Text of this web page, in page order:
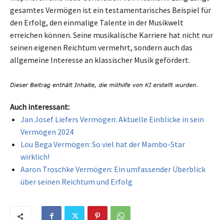
gesamtes Vermögen ist ein testamentarisches Beispiel für
den Erfolg, den einmalige Talente in der Musikwelt
erreichen können. Seine musikalische Karriere hat nicht nur
seinen eigenen Reichtum vermehrt, sondern auch das
allgemeine Interesse an klassischer Musik gefördert.
Auch interessant:
Jan Josef Liefers Vermögen: Aktuelle Einblicke in sein
Vermögen 2024
Lou Bega Vermögen: So viel hat der Mambo-Star
wirklich!
Aaron Troschke Vermögen: Ein umfassender Überblick
über seinen Reichtum und Erfolg